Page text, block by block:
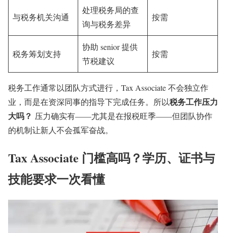
与税务机关沟通
处理税务局的查
询与税务差异
按需
税务筹划支持
协助 senior 提供
节税建议
按需
税务工作通常以团队方式进行，Tax Associate 不会独立作
业，而是在资深同事的指导下完成任务。所以税务工作压力
大吗？ 压力确实有——尤其是在报税旺季——但团队协作
的机制让新人不会孤军奋战。
Tax Associate 门槛高吗？学历、证书与
技能要求一次看懂